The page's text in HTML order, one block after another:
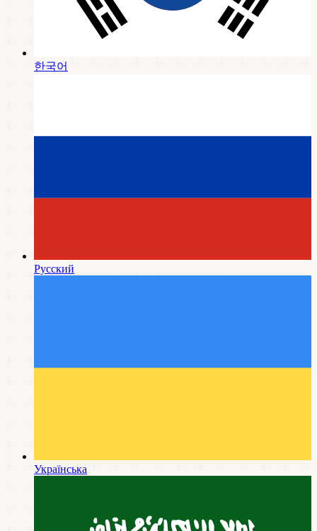
한국어
Русский
Українська